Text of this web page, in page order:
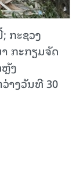
ກະຊວງ
ກະກຽມຈັດ
ງ
າງວັນທີ 30